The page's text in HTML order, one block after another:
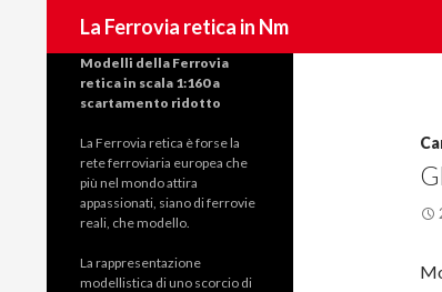
La Ferrovia retica in Nm
Modelli della Ferrovia
retica in scala 1:160 a
scartamento ridotto
La Ferrovia retica è forse la
rete ferroviaria europea che
più nel mondo attira
appassionati, siano di ferrovie
reali, che modello.
La rappresentazione
modellistica di uno scorcio di